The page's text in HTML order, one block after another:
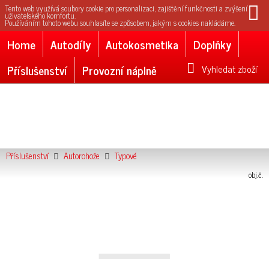
Tento web využívá soubory cookie pro personalizaci, zajištění funkčnosti a zvýšení
uživatelského komfortu.
Používáním tohoto webu souhlasíte se způsobem, jakým s cookies nakládáme.
Home Autodíly Autokosmetika
Doplňky
Příslušenství
Provozní náplně Vyhledat zboží
Příslušenství Autorohože Typové
obj.č.